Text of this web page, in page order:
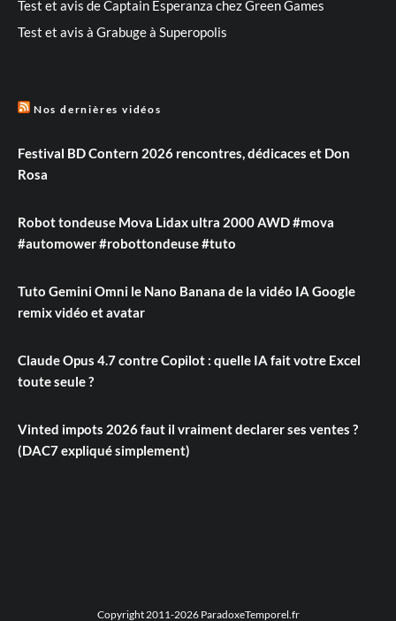
Test et avis de Captain Esperanza chez Green Games
Test et avis à Grabuge à Superopolis
Nos dernières vidéos
Festival BD Contern 2026 rencontres, dédicaces et Don
Rosa
Robot tondeuse Mova Lidax ultra 2000 AWD #mova
#automower #robottondeuse #tuto
Tuto Gemini Omni le Nano Banana de la vidéo IA Google
remix vidéo et avatar
Claude Opus 4.7 contre Copilot : quelle IA fait votre Excel
toute seule ?
Vinted impots 2026 faut il vraiment declarer ses ventes ?
(DAC7 expliqué simplement)
Copyright 2011-2026 ParadoxeTemporel.fr